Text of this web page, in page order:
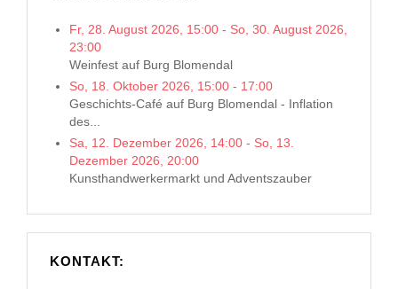
Fr, 28. August 2026 15:00 - So, 30. August 2026
23:00
Weinfest auf Burg Blomendal
So, 18. Oktober 2026
15:00 - 17:00
Geschichts-Café auf Burg Blomendal - Inflation
des...
Sa, 12. Dezember 2026
14:00 - So, 13.
Dezember 2026
20:00
Kunsthandwerkermarkt und Adventszauber
KONTAKT: